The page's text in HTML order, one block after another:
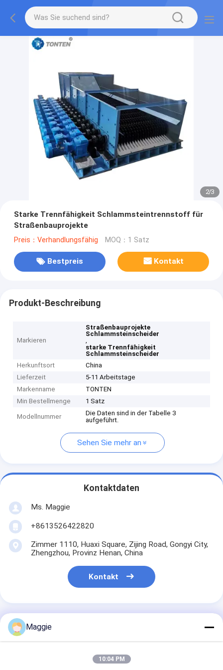
2/3
Starke Trennfähigkeit Schlammsteintrennstoff für
Straßenbauprojekte
Preis：Verhandlungsfähig MOQ：1 Satz
Bestpreis Kontakt
Produkt-Beschreibung
Markieren
Straßenbauprojekte
Schlammsteinscheider
,
starke Trennfähigkeit
Schlammsteinscheider
Herkunftsort
China
Lieferzeit
5-11 Arbeitstage
Markenname
TONTEN
Min Bestellmenge
1 Satz
Modellnummer
Die Daten sind in der Tabelle 3
aufgeführt.
Sehen Sie mehr an
Kontaktdaten
Ms. Maggie
+8613526422820
Zimmer 1110, Huaxi Square, Zijing Road, Gongyi City,
Zhengzhou, Provinz Henan, China
Kontakt
Erhalten Sie Den Besten Preis Für
Starke Trennfähigkeit
Maggie
10:04 PM